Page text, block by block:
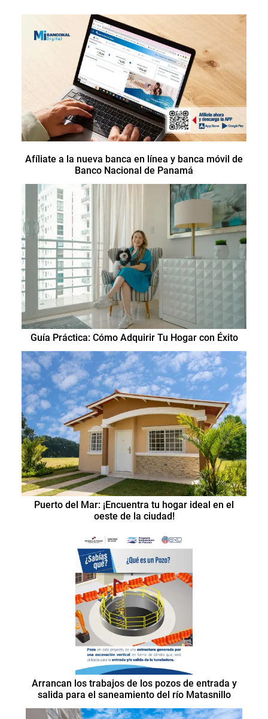
Afíliate a la nueva banca en línea y banca móvil de
Banco Nacional de Panamá
Guía Práctica: Cómo Adquirir Tu Hogar con Éxito
Puerto del Mar: ¡Encuentra tu hogar ideal en el
oeste de la ciudad!
Arrancan los trabajos de los pozos de entrada y
salida para el saneamiento del río Matasnillo